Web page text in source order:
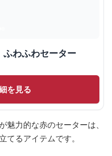
わふわセーター
を見る
魅力的な赤のセーターは、
てるアイテムです。